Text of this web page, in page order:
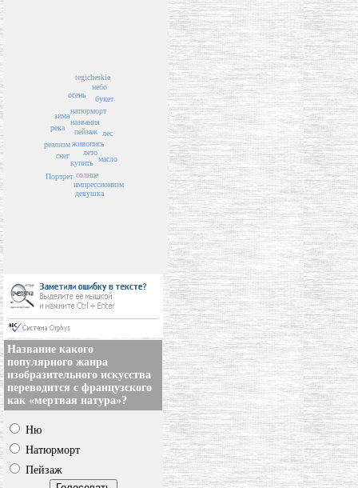
пейзаж
названия
живопись
лето
натюрморт
купить
солнце
лес
зима
осень букет
масло
река
снег
tegicheskie
реализм
небо
импрессионизм
Портрет
девушка
Название какого
популярного жанра
изобразительного искусства
переводится с французского
как «мертвая натура»?
Ню
Натюрморт
Пейзаж